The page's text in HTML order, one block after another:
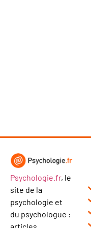
Psychologie.fr, le
site de la
psychologie et
du psychologue :